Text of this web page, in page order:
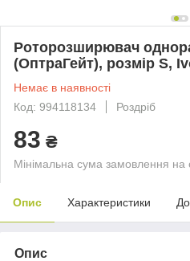
Роторозширювач
(ОптраГейт), розмір S,
Немає в наявності
Код: 994118134
Роздріб
83 ₴
Мінімальна сума замовлення на
Опис Характеристики
Опис